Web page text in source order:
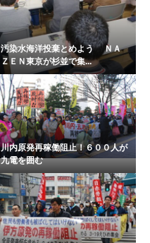
汚染水海洋投棄とめよう ＮＡ
ＺＥＮ東京が杉並で集...
川内原発再稼働阻止！６００人が
九電を囲む